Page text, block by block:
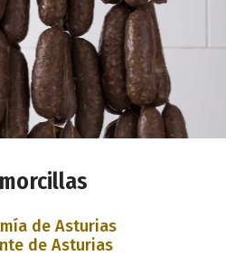
de Asturias
de Asturias